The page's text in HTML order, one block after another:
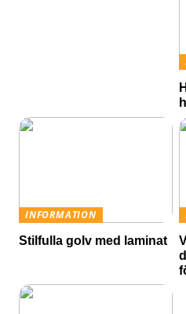
INFORMATION
Stilfulla golv med laminat